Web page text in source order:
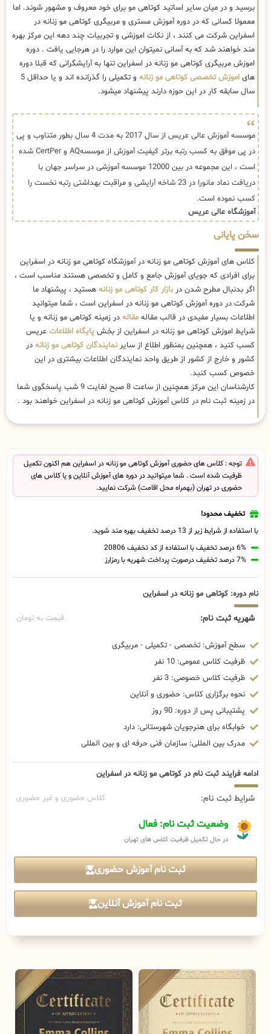
برسید و در میان سایر اساتید کوتاهی مو برای خود معروف و مشهور شوند. اما
معمولا کسانی که در دوره آموزش مستری و مربیگری کوتاهی مو زنانه در
اسفراین شرکت می کنند ، از نکات اموزشی و تجربیات چند دهه این مرکز بهره
مند خواهند شد که به آسانی نمیتوان این موارد را در هرجایی یافت . دوره
اموزش مربیگری کوتاهی مو زنانه در اسفراین تنها به آرایشگرانی که قبلا دوره
های اموزش تخصصی کوتاهی مو زنانه
و تکمیلی را گذرانده اند و یا حداقل 5
سال سابقه کار در این حوزه دارند پیشنهاد میشود.
موسسه آموزش عالی عریس از سال 2017 به مدت 4 سال بطور متناوب و پی
در پی موفق به کسب رتبه برتر کیفیت آموزش از موسسهAQ و CertPer شده
است ، این مجموعه در بین 12000 موسسه آموزشی در سراسر جهان با
دریافت نماد مانورا در 23 شاخه آرایشی و مراقبت بهداشتی رتبه نخست را
کسب نموده است.
آموزشگاه عالی عریس
سخن پایانی
کلاس های آموزش کوتاهی مو زنانه در آموزشگاه کوتاهی مو زنانه در اسفراین
برای افرادی که جویای آموزش جامع و کامل و تخصصی هستند مناسب است ،
اگر بدنبال مطرح شدن دربازار کار کوتاهی مو زنانه هستید ، پیشنهاد ما
شرکت در دوره آموزش کوتاهی مو زنانه در اسفراین است ، شما میتوانید
اطلاعات بسیار مفیدی در قالب مقاله مقاله در زمینه کوتاهی مو زنانه و یا
شرایط اموزش کوتاهی مو زنانه در اسفراین از بخش پایگاه اطلاعات عریس
کسب کنید ، همچنین بمنظور اطلاع از سایرنمایندگان کوتاهی مو زنانه در
کشور و خارج از کشور از طریق واحد نمایندگان اطلاعات بیشتری در این
خصوص کسب کنبد.
کارشناسان این مرکز همچنین از ساعت 8 صبح لغایت 9 شب پاسخگوی شما
در زمینه ثبت نام در کلاس آموزش کوتاهی مو زنانه در اسفراین خواهند بود .
توجه : کلاس های حضوری آموزش کوتاهی مو زنانه در اسفراین هم اکنون تکمیل
ظرفیت شده است . شما میتوانید در دوره های آموزش آنلاین و یا کلاس های
حضوری در تهران (بهمراه محل اقامت) شرکت نمایید.
تخفیف محدود!
با استفاده از شرایط زیر از 13 درصد تخفیف بهره مند شوید.
6% درصد تخفیف با استفاده از کد تخفیف 20806
7% درصد تخفیف درصورت پرداخت شهریه با رمزارز
نام دوره: کوتاهی مو زنانه در اسفراین
شهریه ثبت نام: قیمت به تومان
سطح آموزش: تخصصی - تکمیلی - مربیگری
ظرفیت کلاس عمومی: 10 نفر
ظرفیت کلاس خصوصی: 3 نفر
نحوه برگزاری کلاس: حضوری و آنلاین
پشتیبانی پس از دوره: 90 روز
خوابگاه برای هنرجویان شهرستانی: دارد
مدرک بین المللی: سازمان فنی حرفه ای و بین المللی
ادامه فرایند ثبت نام در کوتاهی مو زنانه در اسفراین
شرایط ثبت نام: کلاس حضوری و غیر حضوری
وضعیت ثبت نام: فعال
در حال تکمیل ظرفیت کلاس های تهران
ثبت نام آموزش حضوری
ثبت نام آموزش آنلاین